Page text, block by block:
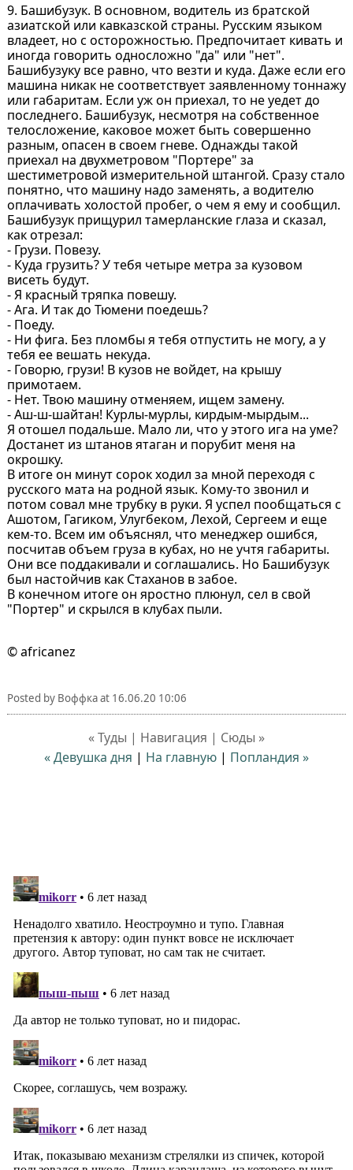
9. Башибузук. В основном, водитель из братской
азиатской или кавказской страны. Русским языком
владеет, но с осторожностью. Предпочитает кивать и
иногда говорить односложно "да" или "нет".
Башибузуку все равно, что везти и куда. Даже если его
машина никак не соответствует заявленному тоннажу
или габаритам. Если уж он приехал, то не уедет до
последнего. Башибузук, несмотря на собственное
телосложение, каковое может быть совершенно
разным, опасен в своем гневе. Однажды такой
приехал на двухметровом "Портере" за
шестиметровой измерительной штангой. Сразу стало
понятно, что машину надо заменять, а водителю
оплачивать холостой пробег, о чем я ему и сообщил.
Башибузук прищурил тамерланские глаза и сказал,
как отрезал:
- Грузи. Повезу.
- Куда грузить? У тебя четыре метра за кузовом
висеть будут.
- Я красный тряпка повешу.
- Ага. И так до Тюмени поедешь?
- Поеду.
- Ни фига. Без пломбы я тебя отпустить не могу, а у
тебя ее вешать некуда.
- Говорю, грузи! В кузов не войдет, на крышу
примотаем.
- Нет. Твою машину отменяем, ищем замену.
- Аш-ш-шайтан! Курлы-мурлы, кирдым-мырдым...
Я отошел подальше. Мало ли, что у этого ига на уме?
Достанет из штанов ятаган и порубит меня на
окрошку.
В итоге он минут сорок ходил за мной переходя с
русского мата на родной язык. Кому-то звонил и
потом совал мне трубку в руки. Я успел пообщаться с
Ашотом, Гагиком, Улугбеком, Лехой, Сергеем и еще
кем-то. Всем им объяснял, что менеджер ошибся,
посчитав объем груза в кубах, но не учтя габариты.
Они все поддакивали и соглашались. Но Башибузук
был настойчив как Стаханов в забое.
В конечном итоге он яростно плюнул, сел в свой
"Портер" и скрылся в клубах пыли.
© africanez
Posted by Воффкаat 16.06.20 10:06
« Туды | Навигация | Сюды »
« Девушка дня | На главную | Попландия »